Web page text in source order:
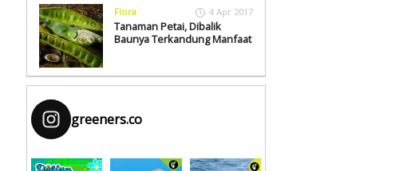
Flora 4 Apr 2017
Tanaman Petai, Dibalik
Baunya Terkandung Manfaat
greeners.co